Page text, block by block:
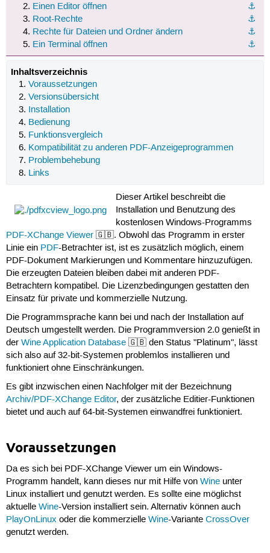
⚓︎
Einen Editor öffnen
⚓︎
Root-Rechte
⚓︎
Rechte für Dateien und Ordner ändern
⚓︎
Ein Terminal öffnen
Inhaltsverzeichnis
Voraussetzungen
Versionsübersicht
Installation
Bedienung
Funktionsvergleich
Kompatibilität zu anderen PDF-Anzeigeprogrammen
Problembehebung
Links
Dieser Artikel beschreibt die
Installation und Benutzung des
kostenlosen Windows-Programms
PDF-XChange Viewer🇬🇧. Obwohl das Programm in erster
Linie ein PDF-Betrachter ist, ist es zusätzlich möglich, einem
PDF-Dokument Markierungen und Kommentare hinzuzufügen.
Die erzeugten Dateien bleiben dabei mit anderen PDF-
Betrachtern kompatibel. Die Lizenzbedingungen gestatten den
Einsatz für private und kommerzielle Nutzung.
Die Programmsprache kann bei und nach der Installation auf
Deutsch umgestellt werden. Die Programmversion 2.0 genießt in
der Wine Application Database🇬🇧 den Status "Platinum", lässt
sich also auf 32-bit-Systemen problemlos installieren und
funktioniert ohne Einschränkungen.
Es gibt inzwischen einen Nachfolger mit der Bezeichnung
Archiv/PDF-XChange Editor, der zusätzliche Editier-Funktionen
bietet und auch auf 64-bit-Systemen einwandfrei funktioniert.
Voraussetzungen
Da es sich bei PDF-XChange Viewer um ein Windows-
Programm handelt, kann dieses nur mit Hilfe von Wineunter
Linux installiert und genutzt werden. Es sollte eine möglichst
aktuelle Wine-Version installiert sein. Alternativ können auch
PlayOnLinux oder die kommerzielle Wine-Variante CrossOver
genutzt werden.